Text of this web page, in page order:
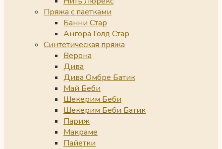
Пряжа с паетками
Банни Стар
Ангора Голд Стар
Синтетическая пряжа
Верона
Дива
Дива Омбре Батик
Май Беби
Шекерим Беби
Шекерим Беби Батик
Париж
Макраме
Пайетки